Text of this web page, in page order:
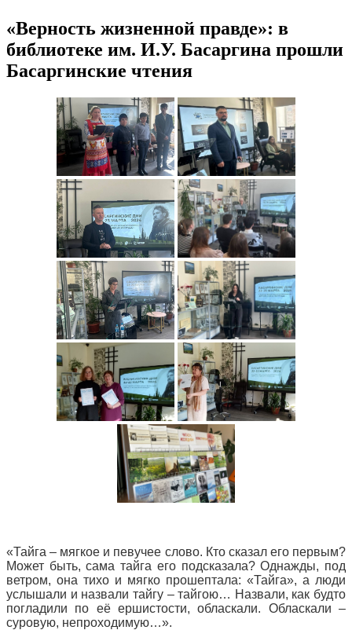
«Верность жизненной правде»: в
библиотеке им. И.У. Басаргина прошли
Басаргинские чтения
«Тайга – мягкое и певучее словo. Кто сказал его первым?
Может быть, сама тайга его подсказала? Однажды, под
ветром, она тихо и мягко прошептала: «Тайга», а люди
услышали и назвали тайгу – тайгою… Назвали, как будто
погладили по её ершистости, обласкали. Обласкали –
суровую, непроходимую…».